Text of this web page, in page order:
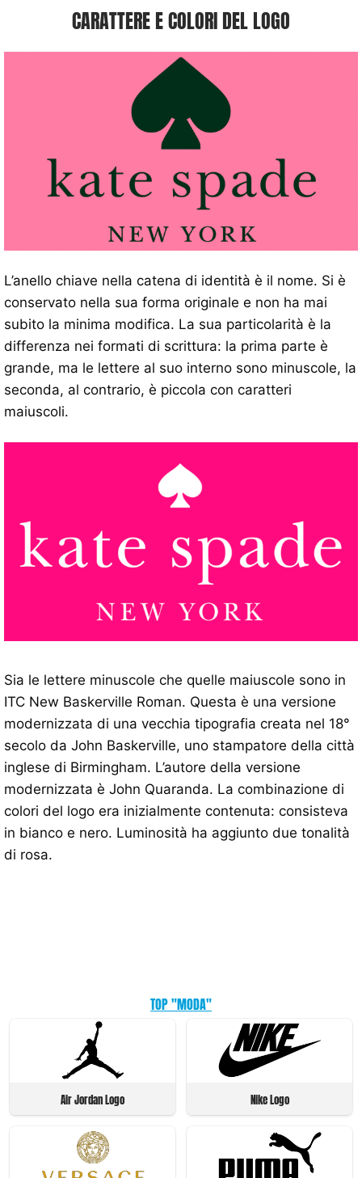
CARATTERE E COLORI DEL LOGO
L’anello chiave nella catena di identità è il nome. Si è
conservato nella sua forma originale e non ha mai
subito la minima modifica. La sua particolarità è la
differenza nei formati di scrittura: la prima parte è
grande, ma le lettere al suo interno sono minuscole, la
seconda, al contrario, è piccola con caratteri
maiuscoli.
Sia le lettere minuscole che quelle maiuscole sono in
ITC New Baskerville Roman. Questa è una versione
modernizzata di una vecchia tipografia creata nel 18°
secolo da John Baskerville, uno stampatore della città
inglese di Birmingham. L’autore della versione
modernizzata è John Quaranda. La combinazione di
colori del logo era inizialmente contenuta: consisteva
in bianco e nero. Luminosità ha aggiunto due tonalità
di rosa.
TOP "MODA"
Air Jordan Logo Nike Logo